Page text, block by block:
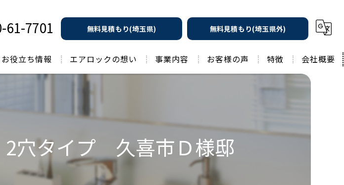
61-7701 無料見積もり(埼玉県) 無料見積もり(埼玉県外)
お役立ち情報 エアロックの想い 事業内容 お客様の声 特徴
工務店
水回り
会社概要
穴タイプ 久喜市Ｄ様邸